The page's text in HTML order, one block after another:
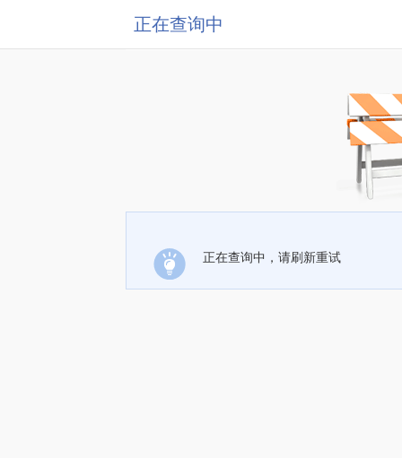
正在查询中
正在查询中，请刷新重试